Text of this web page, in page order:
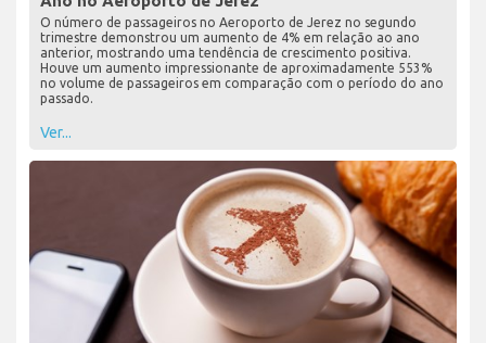
O número de passageiros no Aeroporto de Jerez no segundo
trimestre demonstrou um aumento de 4% em relação ao ano
anterior, mostrando uma tendência de crescimento positiva.
Houve um aumento impressionante de aproximadamente 553%
no volume de passageiros em comparação com o período do ano
passado.
Ver...